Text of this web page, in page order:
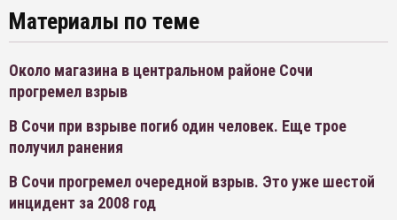
Материалы по теме
Около магазина в центральном районе Сочи
прогремел взрыв
В Сочи при взрыве погиб один человек. Еще трое
получил ранения
В Сочи прогремел очередной взрыв. Это уже шестой
инцидент за 2008 год